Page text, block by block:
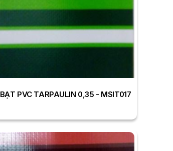
BẠT PVC TARPAULIN 0,35 - MSIT017